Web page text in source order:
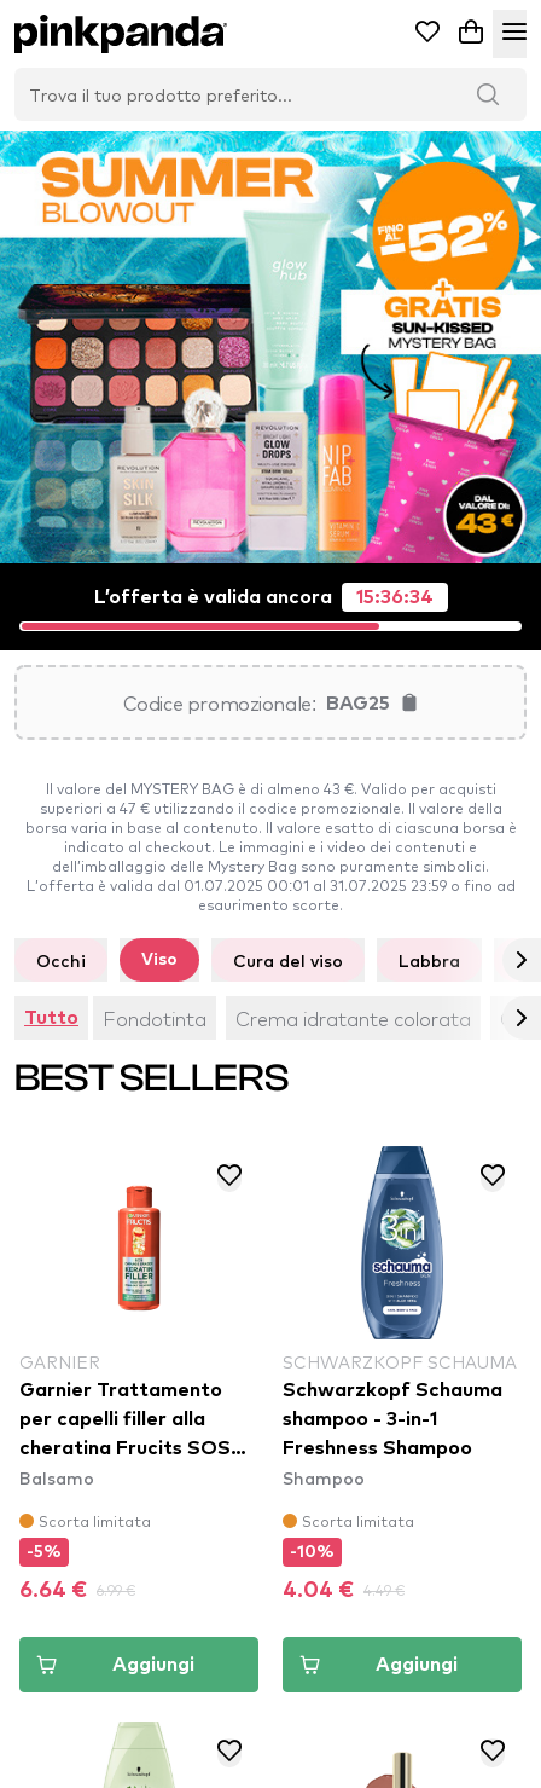
L’offerta è valida ancora 15:36:33
Codice promozionale: BAG25
Il valore del MYSTERY BAG è di almeno 43 €. Valido per acquisti
superiori a 47 € utilizzando il codice promozionale. Il valore della
borsa varia in base al contenuto. Il valore esatto di ciascuna borsa è
indicato al checkout. Le immagini e i video dei contenuti e
dell’imballaggio delle Mystery Bag sono puramente simbolici.
L’offerta è valida dal 01.07.2025 00:01 al 31.07.2025 23:59 o fino ad
esaurimento scorte.
Occhi Viso Cura del viso Labbra
Tutto Fondotinta Crema idratante colorata
BEST SELLERS
GARNIER
Garnier Trattamento
per capelli filler alla
cheratina Frucits SOS
Keratin Filler Hair
Balsamo
Scorta limitata
-5%
6.64 € 6.99 €
Aggiungi
SCHWARZKOPF SCHAUMA
Schwarzkopf Schauma
shampoo - 3-in-1
Freshness Shampoo
Shampoo
Scorta limitata
-10%
4.04 € 4.49 €
Aggiungi